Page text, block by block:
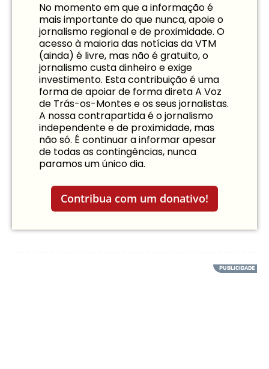
No momento em que a informação é
mais importante do que nunca, apoie o
jornalismo regional e de proximidade. O
acesso à maioria das notícias da VTM
(ainda) é livre, mas não é gratuito, o
jornalismo custa dinheiro e exige
investimento. Esta contribuição é uma
forma de apoiar de forma direta A Voz
de Trás-os-Montes e os seus jornalistas.
A nossa contrapartida é o jornalismo
independente e de proximidade, mas
não só. É continuar a informar apesar
de todas as contingências, nunca
paramos um único dia.
Contribua com um donativo!